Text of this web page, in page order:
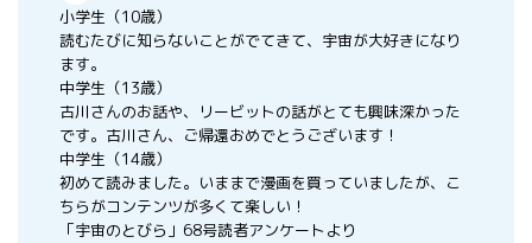
小学生（10歳）
読むたびに知らないことがでてきて、宇宙が大好きになり
ます。
中学生（13歳）
古川さんのお話や、リービットの話がとても興味深かった
です。古川さん、ご帰還おめでとうございます！
中学生（14歳）
初めて読みました。いままで漫画を買っていましたが、こ
ちらがコンテンツが多くて楽しい！
「宇宙のとびら」68号読者アンケートより